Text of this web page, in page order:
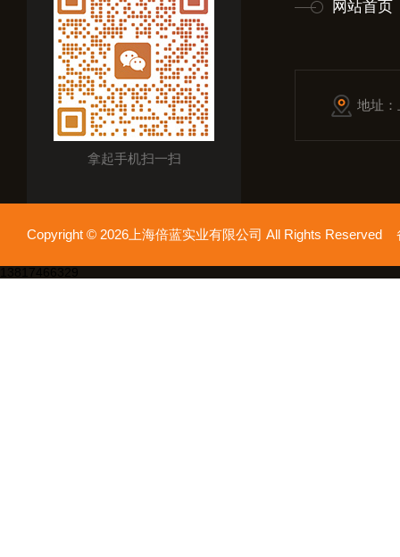
拿起手机扫一扫
网站首页
地址
Copyright © 2026上海倍蓝实业有限公司 All Rights Reserved